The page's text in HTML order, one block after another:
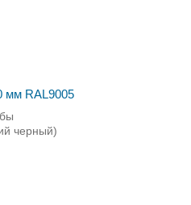
мм RAL9005
черный)